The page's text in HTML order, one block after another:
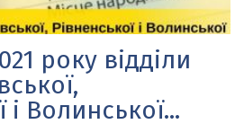
року відділи
і Волинської...